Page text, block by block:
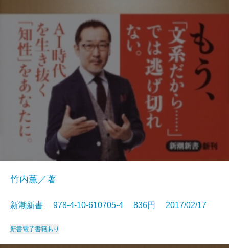
竹内薫／著
新潮新書 978-4-10-610705-4 836円 2017/02/17
新書電子書籍あり